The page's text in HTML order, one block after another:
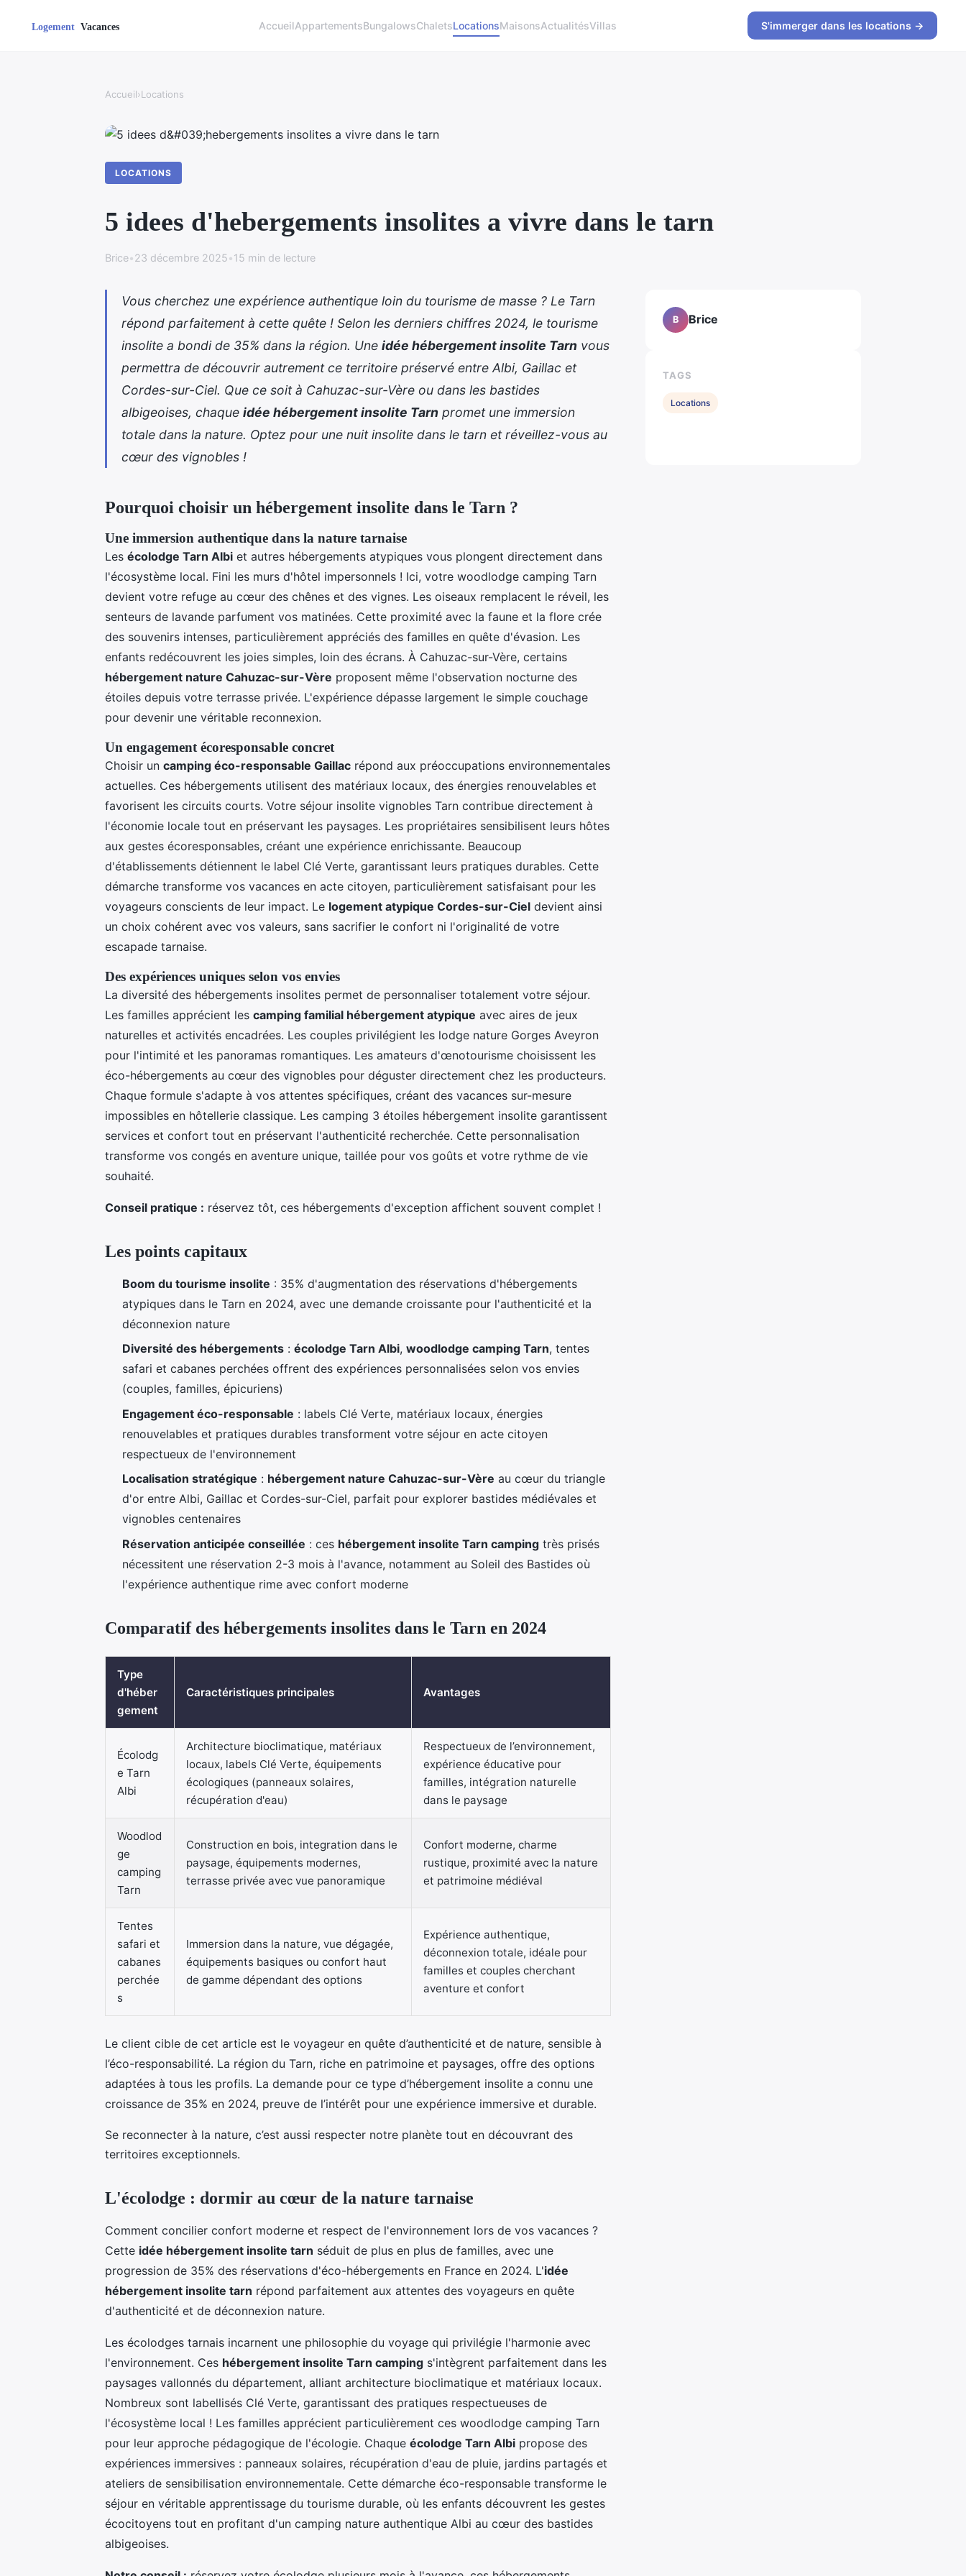
AccueilAppartementsBungalowsChaletsLocationsMaisonsActualitésVillas S'immerger dans les locations →
Accueil›Locations
LOCATIONS
5 idees d'hebergements insolites a vivre dans le tarn
Brice•23 décembre 2025•15 min de lecture
Vous cherchez une expérience authentique loin du tourisme de masse ? Le Tarn
répond parfaitement à cette quête ! Selon les derniers chiffres 2024, le tourisme
insolite a bondi de 35% dans la région. Une idée hébergement insolite Tarn vous
permettra de découvrir autrement ce territoire préservé entre Albi, Gaillac et
Cordes-sur-Ciel. Que ce soit à Cahuzac-sur-Vère ou dans les bastides
albigeoises, chaque idée hébergement insolite Tarn promet une immersion
totale dans la nature. Optez pour une nuit insolite dans le tarn et réveillez-vous au
cœur des vignobles !
Pourquoi choisir un hébergement insolite dans le Tarn ?
Une immersion authentique dans la nature tarnaise
Les écolodge Tarn Albi et autres hébergements atypiques vous plongent directement dans
l'écosystème local. Fini les murs d'hôtel impersonnels ! Ici, votre woodlodge camping Tarn
devient votre refuge au cœur des chênes et des vignes. Les oiseaux remplacent le réveil, les
senteurs de lavande parfument vos matinées. Cette proximité avec la faune et la flore crée
des souvenirs intenses, particulièrement appréciés des familles en quête d'évasion. Les
enfants redécouvrent les joies simples, loin des écrans. À Cahuzac-sur-Vère, certains
hébergement nature Cahuzac-sur-Vère proposent même l'observation nocturne des
étoiles depuis votre terrasse privée. L'expérience dépasse largement le simple couchage
pour devenir une véritable reconnexion.
Un engagement écoresponsable concret
Choisir un camping éco-responsable Gaillac répond aux préoccupations environnementales
actuelles. Ces hébergements utilisent des matériaux locaux, des énergies renouvelables et
favorisent les circuits courts. Votre séjour insolite vignobles Tarn contribue directement à
l'économie locale tout en préservant les paysages. Les propriétaires sensibilisent leurs hôtes
aux gestes écoresponsables, créant une expérience enrichissante. Beaucoup
d'établissements détiennent le label Clé Verte, garantissant leurs pratiques durables. Cette
démarche transforme vos vacances en acte citoyen, particulièrement satisfaisant pour les
voyageurs conscients de leur impact. Le logement atypique Cordes-sur-Ciel devient ainsi
un choix cohérent avec vos valeurs, sans sacrifier le confort ni l'originalité de votre
escapade tarnaise.
Des expériences uniques selon vos envies
La diversité des hébergements insolites permet de personnaliser totalement votre séjour.
Les familles apprécient les camping familial hébergement atypique avec aires de jeux
naturelles et activités encadrées. Les couples privilégient les lodge nature Gorges Aveyron
pour l'intimité et les panoramas romantiques. Les amateurs d'œnotourisme choisissent les
éco-hébergements au cœur des vignobles pour déguster directement chez les producteurs.
Chaque formule s'adapte à vos attentes spécifiques, créant des vacances sur-mesure
impossibles en hôtellerie classique. Les camping 3 étoiles hébergement insolite garantissent
services et confort tout en préservant l'authenticité recherchée. Cette personnalisation
transforme vos congés en aventure unique, taillée pour vos goûts et votre rythme de vie
souhaité.
Conseil pratique : réservez tôt, ces hébergements d'exception affichent souvent complet !
Les points capitaux
Boom du tourisme insolite : 35% d'augmentation des réservations d'hébergements
atypiques dans le Tarn en 2024, avec une demande croissante pour l'authenticité et la
déconnexion nature
Diversité des hébergements : écolodge Tarn Albi, woodlodge camping Tarn, tentes
safari et cabanes perchées offrent des expériences personnalisées selon vos envies
(couples, familles, épicuriens)
Engagement éco-responsable : labels Clé Verte, matériaux locaux, énergies
renouvelables et pratiques durables transforment votre séjour en acte citoyen
respectueux de l'environnement
Localisation stratégique : hébergement nature Cahuzac-sur-Vère au cœur du triangle
d'or entre Albi, Gaillac et Cordes-sur-Ciel, parfait pour explorer bastides médiévales et
vignobles centenaires
Réservation anticipée conseillée : ces hébergement insolite Tarn camping très prisés
nécessitent une réservation 2-3 mois à l'avance, notamment au Soleil des Bastides où
l'expérience authentique rime avec confort moderne
Comparatif des hébergements insolites dans le Tarn en 2024
Type
d'héber
gement
Caractéristiques principales Avantages
Écolodg
e Tarn
Albi
Architecture bioclimatique, matériaux
locaux, labels Clé Verte, équipements
écologiques (panneaux solaires,
récupération d'eau)
Respectueux de l’environnement,
expérience éducative pour
familles, intégration naturelle
dans le paysage
Woodlod
ge
camping
Tarn
Construction en bois, integration dans le
paysage, équipements modernes,
terrasse privée avec vue panoramique
Confort moderne, charme
rustique, proximité avec la nature
et patrimoine médiéval
Tentes
safari et
cabanes
perchée
s
Immersion dans la nature, vue dégagée,
équipements basiques ou confort haut
de gamme dépendant des options
Expérience authentique,
déconnexion totale, idéale pour
familles et couples cherchant
aventure et confort
Le client cible de cet article est le voyageur en quête d’authenticité et de nature, sensible à
l’éco-responsabilité. La région du Tarn, riche en patrimoine et paysages, offre des options
adaptées à tous les profils. La demande pour ce type d’hébergement insolite a connu une
croissance de 35% en 2024, preuve de l’intérêt pour une expérience immersive et durable.
Se reconnecter à la nature, c’est aussi respecter notre planète tout en découvrant des
territoires exceptionnels.
L'écolodge : dormir au cœur de la nature tarnaise
Comment concilier confort moderne et respect de l'environnement lors de vos vacances ?
Cette idée hébergement insolite tarn séduit de plus en plus de familles, avec une
progression de 35% des réservations d'éco-hébergements en France en 2024. L'idée
hébergement insolite tarn répond parfaitement aux attentes des voyageurs en quête
d'authenticité et de déconnexion nature.
Les écolodges tarnais incarnent une philosophie du voyage qui privilégie l'harmonie avec
l'environnement. Ces hébergement insolite Tarn camping s'intègrent parfaitement dans les
paysages vallonnés du département, alliant architecture bioclimatique et matériaux locaux.
Nombreux sont labellisés Clé Verte, garantissant des pratiques respectueuses de
l'écosystème local ! Les familles apprécient particulièrement ces woodlodge camping Tarn
pour leur approche pédagogique de l'écologie. Chaque écolodge Tarn Albi propose des
expériences immersives : panneaux solaires, récupération d'eau de pluie, jardins partagés et
ateliers de sensibilisation environnementale. Cette démarche éco-responsable transforme le
séjour en véritable apprentissage du tourisme durable, où les enfants découvrent les gestes
écocitoyens tout en profitant d'un camping nature authentique Albi au cœur des bastides
albigeoises.
B Brice
TAGS
Locations